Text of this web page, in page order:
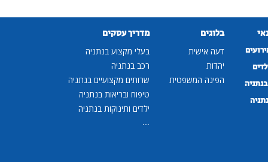
בלוגים
דעה אישית
יהדות
הפינה המשפטית
מדריך עסקים
בעלי מקצוע בנתניה
רכב בנתניה
שרותים מקצועיים בנתניה
טיפוח ובריאות בנתניה
ילדים ותינוקות בנתניה